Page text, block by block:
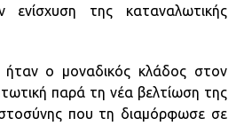
ενίσχυση της καταναλωτικής
ήταν ο μοναδικός κλάδος στον
παρά τη νέα βελτίωση της
που τη διαμόρφωσε σε